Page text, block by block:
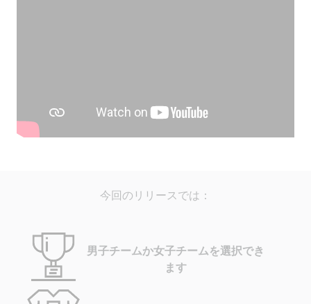
今回のリリースでは：
男子チームか女子チームを選択でき
ます